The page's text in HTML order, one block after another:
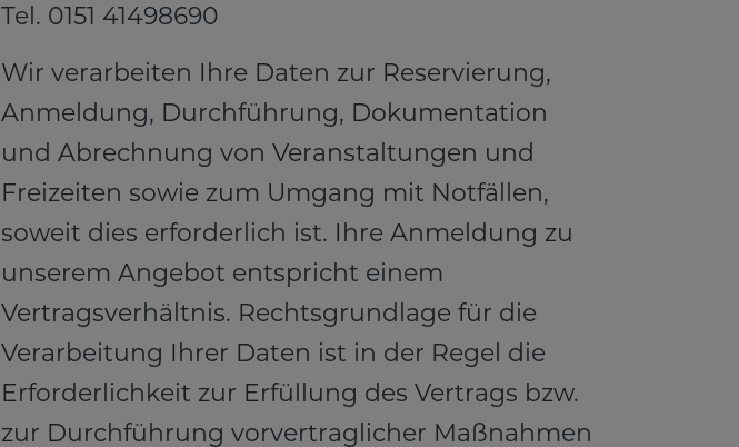
Tel. 0151 41498690
Wir verarbeiten Ihre Daten zur Reservierung,
Anmeldung, Durchführung, Dokumentation
und Abrechnung von Veranstaltungen und
Freizeiten sowie zum Umgang mit Notfällen,
soweit dies erforderlich ist. Ihre Anmeldung zu
unserem Angebot entspricht einem
Vertragsverhältnis. Rechtsgrundlage für die
Verarbeitung Ihrer Daten ist in der Regel die
Erforderlichkeit zur Erfüllung des Vertrags bzw.
zur Durchführung vorvertraglicher Maßnahmen